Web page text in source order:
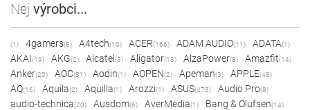
Nej výrobci...
(1) 4gamers(8) A4tech(10) ACER(166) ADAM AUDIO(11) ADATA(1)
AKAI(19) AKG(2) Alcatel (3) Aligator(13) AlzaPower(8) Amazfit(14)
Anker(20) AOC(81) Aodin(1) AOPEN(2) Apeman(3) APPLE(48)
AQ(16) Aquila(2) Aquilla(1) Arozzi(1) ASUS(473) Audio Pro(8)
audio-technica(20) Ausdom(6) AverMedia(1) Bang & Olufsen(14)